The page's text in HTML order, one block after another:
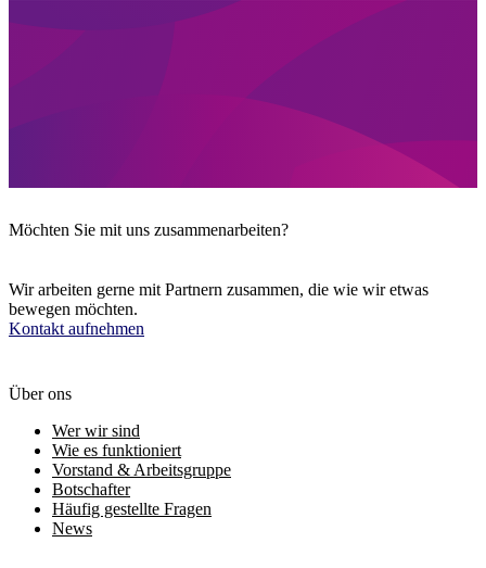
Möchten Sie mit uns zusammenarbeiten?
Wir arbeiten gerne mit Partnern zusammen, die wie wir etwas
bewegen möchten.
Kontakt aufnehmen
Über ons
Wer wir sind
Wie es funktioniert
Vorstand & Arbeitsgruppe
Botschafter
Häufig gestellte Fragen
News